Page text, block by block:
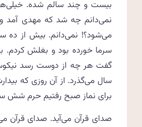
بیست و چند سالم شده. خیلی‌ها
نمی‌دانم چه شد که مهدی آمد
می‌شود؟! نمی‌دانم. بیش از ده
سرما خورده بود و بغلش کردم.
گفت هر چه از دوست رسد
سال می‌گذرد. از آن روزی که
برای نماز صبح رفتیم حرم شش
صدای قرآن می‌آید. صدای قرآن